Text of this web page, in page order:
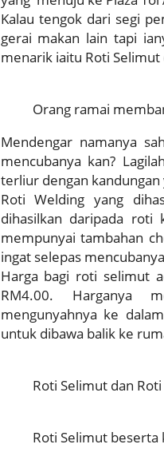
Kalau tengok dari segi
gerai makan lain tapi
menarik iaitu Roti Selimut
Orang ramai
Mendengar namanya
mencubanya kan?
terliur dengan
Roti Welding yang
dihasilkan daripada roti
mempunyai tambahan
ingat selepas
Harga bagi roti selimut
RM4.00. Harganya
mengunyahnya ke
untuk dibawa balik ke
Roti Selimut dan
Roti Selimut beserta